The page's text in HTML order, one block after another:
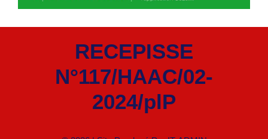
RECEPISSE
N°117/HAAC/02-
2024/plP